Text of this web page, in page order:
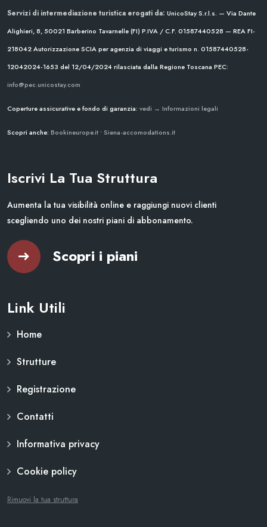
Servizi di intermediazione turistica erogati da: UnicoStay S.r.l.s. — Via Dante
Alighieri, 8, 50021 Barberino Tavarnelle (FI) P.IVA / C.F. 01587440528 — REA FI-
218042Autorizzazione SCIA per agenzia di viaggi e turismo n. 01587440528-
12042024-1653 del 12/04/2024rilasciata dalla Regione Toscana PEC:
info@pec.unicostay.com
Coperture assicurative e fondo di garanzia: vedi → Informazioni legali
Scopri anche: Bookineurope.it • Siena-accomodations.it
Iscrivi La Tua Struttura
Aumenta la tua visibilità online e raggiungi nuovi clienti
scegliendo uno dei nostri piani di abbonamento.
Scopri i piani
Link Utili
Home
Strutture
Registrazione
Contatti
Informativa privacy
Cookie policy
Rimuovi la tua struttura